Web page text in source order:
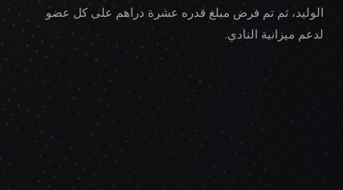
الوليد، ثم تم فرض مبلغ قدره عشرة دراهم على كل عضو
لدعم ميزانية النادي.